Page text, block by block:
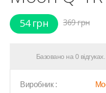
54 грн 369 грн
Базовано на 0 відгуках.
Виробник :